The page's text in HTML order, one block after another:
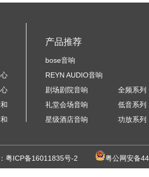
产品推荐
bose音响
REYN AUDIO音响
剧场剧院音响
礼堂会场音响
星级酒店音响
全频系列
低音系列
功放系列
粤ICP备16011835号-2 粤公网安备